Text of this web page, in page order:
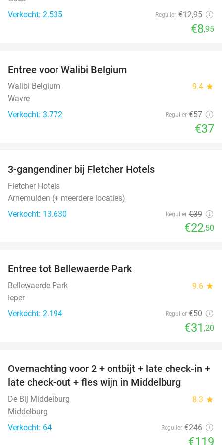
Verkocht: 2.535
Regulier €12,95
€8,95
Entree voor Walibi Belgium
Walibi Belgium 9.4 star
Wavre
Verkocht: 3.772
Regulier €57
€37
3-gangendiner bij Fletcher Hotels
Fletcher Hotels
Arnemuiden (+ meerdere locaties)
Verkocht: 13.630
Regulier €39
€22,50
Entree tot Bellewaerde Park
Bellewaerde Park 9.6 star
Ieper
Verkocht: 2.194
Regulier €50
€31 ,20
52%
Overnachting voor 2 + ontbijt + late check-in +
late check-out + fles wijn in Middelburg
De Bij Middelburg 8.3 star
Middelburg
Verkocht: 64
Regulier €246
€119